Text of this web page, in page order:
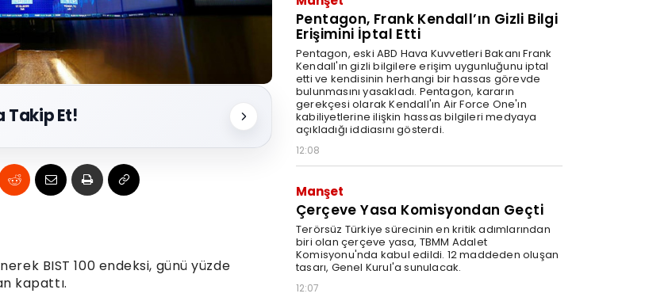
Takip Et!
BIST 100 endeksi, günü yüzde
kapattı.
Pentagon, Frank Kendall’ın Gizli Bilgi
Erişimini İptal Etti
Pentagon, eski ABD Hava Kuvvetleri Bakanı Frank
Kendall'ın gizli bilgilere erişim uygunluğunu iptal
etti ve kendisinin herhangi bir hassas görevde
bulunmasını yasakladı. Pentagon, kararın
gerekçesi olarak Kendall'ın Air Force One'ın
kabiliyetlerine ilişkin hassas bilgileri medyaya
açıkladığı iddiasını gösterdi.
12:08
Manşet
Çerçeve Yasa Komisyondan Geçti
Terörsüz Türkiye sürecinin en kritik adımlarından
biri olan çerçeve yasa, TBMM Adalet
Komisyonu'nda kabul edildi. 12 maddeden oluşan
tasarı, Genel Kurul'a sunulacak.
12:07